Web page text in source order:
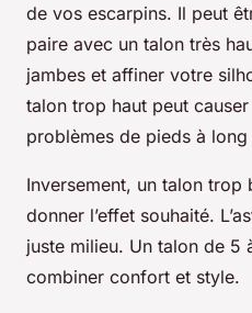
de vos escarpins. Il peut
paire avec un talon très
jambes et affiner votre
talon trop haut peut
problèmes de pieds à long
Inversement, un talon trop
donner l’effet souhaité.
juste milieu. Un talon de 5
combiner confort et style.